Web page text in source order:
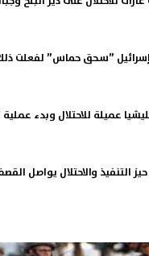
”سحق حماس” لفعلت
عميلة للاحتلال وبدء عملية
التنفيذ والاحتلال يواصل